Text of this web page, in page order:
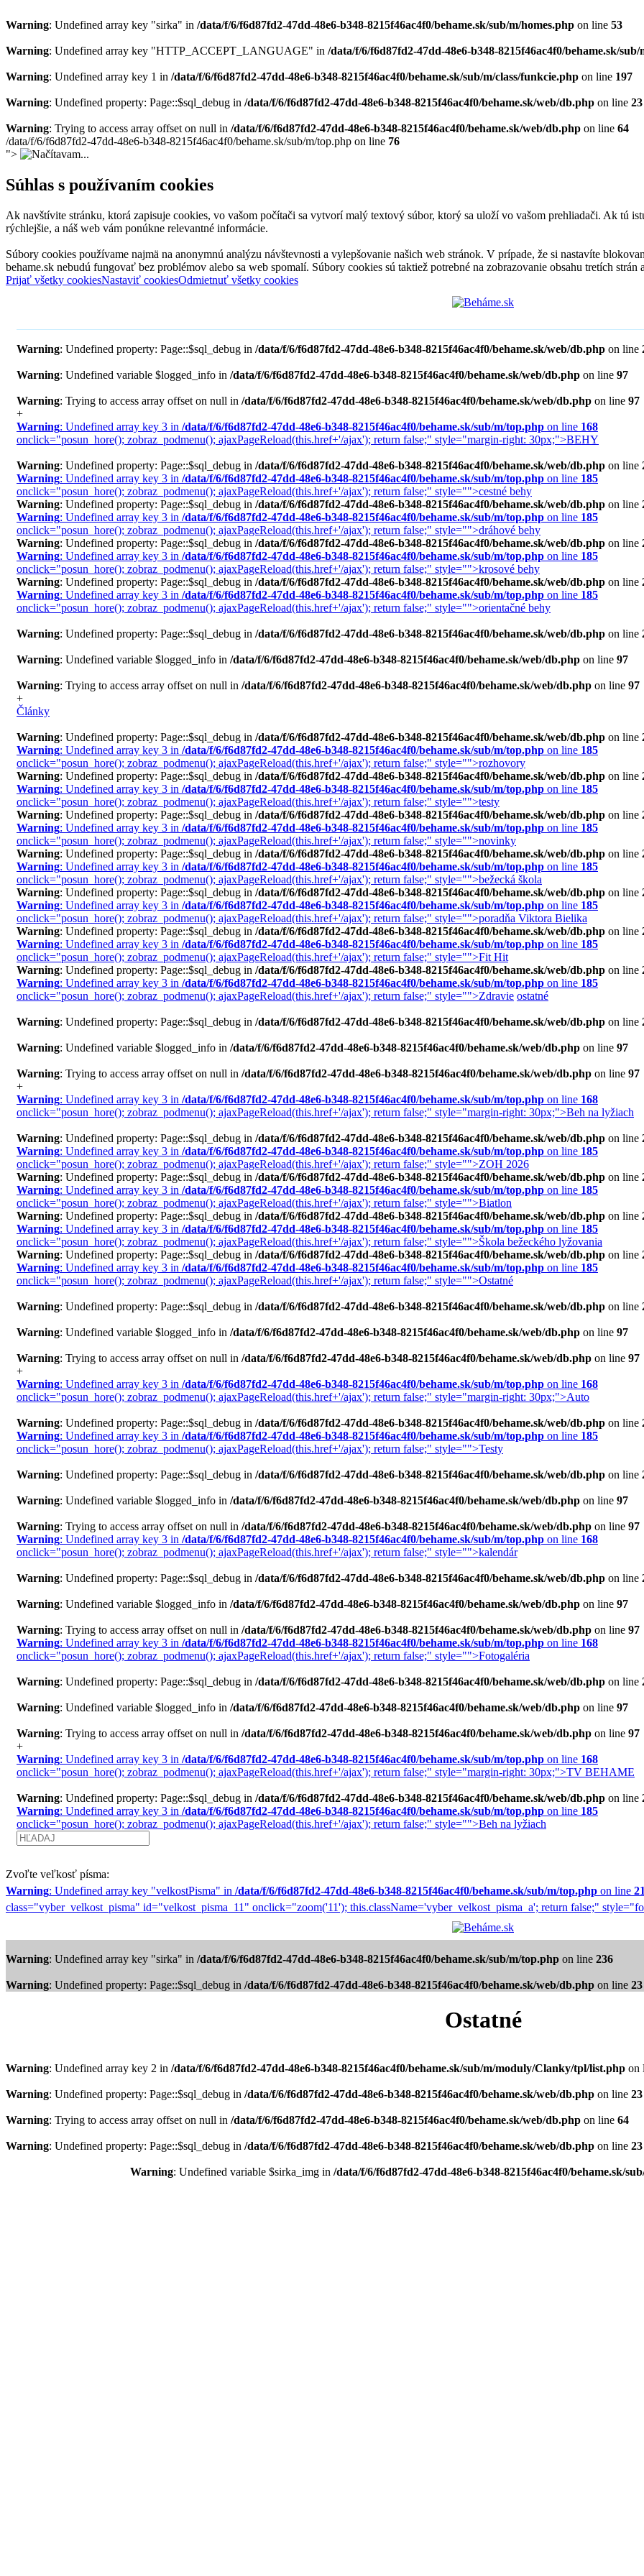
Warning: Undefined array key "sirka" in /data/f/6/f6d87fd2-47dd-48e6-b348-8215f46ac4f0/behame.sk/sub/m/homes.php on line 53
Warning: Undefined array key "HTTP_ACCEPT_LANGUAGE" in /data/f/6/f6d87fd2-47dd-48e6-b348-8215f46ac4f0/behame.sk/
Warning: Undefined array key 1 in /data/f/6/f6d87fd2-47dd-48e6-b348-8215f46ac4f0/behame.sk/sub/m/class/funkcie.php on line 197
Warning: Undefined property: Page::$sql_debug in /data/f/6/f6d87fd2-47dd-48e6-b348-8215f46ac4f0/behame.sk/web/db.php on line 23
Warning: Trying to access array offset on null in /data/f/6/f6d87fd2-47dd-48e6-b348-8215f46ac4f0/behame.sk/web/db.php on line 64
/data/f/6/f6d87fd2-47dd-48e6-b348-8215f46ac4f0/behame.sk/sub/m/top.php on line 76
">
Súhlas s používaním cookies
Ak navštívite stránku, ktorá zapisuje cookies, vo vašom počítači sa vytvorí malý textový súbor, ktorý sa uloží vo vašom prehliadači. Ak tú
rýchlejšie, a náš web vám ponúkne relevantné informácie.
Súbory cookies používame najmä na anonymnú analýzu návštevnosti a vylepšovanie našich web stránok. V prípade, že si nastavíte
behame.sk nebudú fungovať bez problémov alebo sa web spomalí. Súbory cookies sú taktiež potrebné na zobrazovanie obsahu tretích strán
Prijať všetky cookiesNastaviť cookiesOdmietnuť všetky cookies
Warning: Undefined property: Page::$sql_debug in /data/f/6/f6d87fd2-47dd-48e6-b348-8215f46ac4f0/behame.sk/web/db.php on line
Warning: Undefined variable $logged_info in /data/f/6/f6d87fd2-47dd-48e6-b348-8215f46ac4f0/behame.sk/web/db.php on line 97
Warning: Trying to access array offset on null in /data/f/6/f6d87fd2-47dd-48e6-b348-8215f46ac4f0/behame.sk/web/db.php on line 97
+
Warning: Undefined array key 3 in /data/f/6/f6d87fd2-47dd-48e6-b348-8215f46ac4f0/behame.sk/sub/m/top.php on line 168
onclick="posun_hore(); zobraz_podmenu(); ajaxPageReload(this.href+'/ajax'); return false;" style="margin-right: 30px;">BEHY
Warning: Undefined property: Page::$sql_debug in /data/f/6/f6d87fd2-47dd-48e6-b348-8215f46ac4f0/behame.sk/web/db.php on line
Warning: Undefined array key 3 in /data/f/6/f6d87fd2-47dd-48e6-b348-8215f46ac4f0/behame.sk/sub/m/top.php on line 185
onclick="posun_hore(); zobraz_podmenu(); ajaxPageReload(this.href+'/ajax'); return false;" style="">cestné behy
Warning: Undefined property: Page::$sql_debug in /data/f/6/f6d87fd2-47dd-48e6-b348-8215f46ac4f0/behame.sk/web/db.php on line
Warning: Undefined array key 3 in /data/f/6/f6d87fd2-47dd-48e6-b348-8215f46ac4f0/behame.sk/sub/m/top.php on line 185
onclick="posun_hore(); zobraz_podmenu(); ajaxPageReload(this.href+'/ajax'); return false;" style="">dráhové behy
Warning: Undefined property: Page::$sql_debug in /data/f/6/f6d87fd2-47dd-48e6-b348-8215f46ac4f0/behame.sk/web/db.php on line
Warning: Undefined array key 3 in /data/f/6/f6d87fd2-47dd-48e6-b348-8215f46ac4f0/behame.sk/sub/m/top.php on line 185
onclick="posun_hore(); zobraz_podmenu(); ajaxPageReload(this.href+'/ajax'); return false;" style="">krosové behy
Warning: Undefined property: Page::$sql_debug in /data/f/6/f6d87fd2-47dd-48e6-b348-8215f46ac4f0/behame.sk/web/db.php on line
Warning: Undefined array key 3 in /data/f/6/f6d87fd2-47dd-48e6-b348-8215f46ac4f0/behame.sk/sub/m/top.php on line 185
onclick="posun_hore(); zobraz_podmenu(); ajaxPageReload(this.href+'/ajax'); return false;" style="">orientačné behy
Warning: Undefined property: Page::$sql_debug in /data/f/6/f6d87fd2-47dd-48e6-b348-8215f46ac4f0/behame.sk/web/db.php on line
Warning: Undefined variable $logged_info in /data/f/6/f6d87fd2-47dd-48e6-b348-8215f46ac4f0/behame.sk/web/db.php on line 97
Warning: Trying to access array offset on null in /data/f/6/f6d87fd2-47dd-48e6-b348-8215f46ac4f0/behame.sk/web/db.php on line 97
+
Články
Warning: Undefined property: Page::$sql_debug in /data/f/6/f6d87fd2-47dd-48e6-b348-8215f46ac4f0/behame.sk/web/db.php on line
Warning: Undefined array key 3 in /data/f/6/f6d87fd2-47dd-48e6-b348-8215f46ac4f0/behame.sk/sub/m/top.php on line 185
onclick="posun_hore(); zobraz_podmenu(); ajaxPageReload(this.href+'/ajax'); return false;" style="">rozhovory
Warning: Undefined property: Page::$sql_debug in /data/f/6/f6d87fd2-47dd-48e6-b348-8215f46ac4f0/behame.sk/web/db.php on line
Warning: Undefined array key 3 in /data/f/6/f6d87fd2-47dd-48e6-b348-8215f46ac4f0/behame.sk/sub/m/top.php on line 185
onclick="posun_hore(); zobraz_podmenu(); ajaxPageReload(this.href+'/ajax'); return false;" style="">testy
Warning: Undefined property: Page::$sql_debug in /data/f/6/f6d87fd2-47dd-48e6-b348-8215f46ac4f0/behame.sk/web/db.php on line
Warning: Undefined array key 3 in /data/f/6/f6d87fd2-47dd-48e6-b348-8215f46ac4f0/behame.sk/sub/m/top.php on line 185
onclick="posun_hore(); zobraz_podmenu(); ajaxPageReload(this.href+'/ajax'); return false;" style="">novinky
Warning: Undefined property: Page::$sql_debug in /data/f/6/f6d87fd2-47dd-48e6-b348-8215f46ac4f0/behame.sk/web/db.php on line
Warning: Undefined array key 3 in /data/f/6/f6d87fd2-47dd-48e6-b348-8215f46ac4f0/behame.sk/sub/m/top.php on line 185
onclick="posun_hore(); zobraz_podmenu(); ajaxPageReload(this.href+'/ajax'); return false;" style="">bežecká škola
Warning: Undefined property: Page::$sql_debug in /data/f/6/f6d87fd2-47dd-48e6-b348-8215f46ac4f0/behame.sk/web/db.php on line
Warning: Undefined array key 3 in /data/f/6/f6d87fd2-47dd-48e6-b348-8215f46ac4f0/behame.sk/sub/m/top.php on line 185
onclick="posun_hore(); zobraz_podmenu(); ajaxPageReload(this.href+'/ajax'); return false;" style="">poradňa Viktora Bielika
Warning: Undefined property: Page::$sql_debug in /data/f/6/f6d87fd2-47dd-48e6-b348-8215f46ac4f0/behame.sk/web/db.php on line
Warning: Undefined array key 3 in /data/f/6/f6d87fd2-47dd-48e6-b348-8215f46ac4f0/behame.sk/sub/m/top.php on line 185
onclick="posun_hore(); zobraz_podmenu(); ajaxPageReload(this.href+'/ajax'); return false;" style="">Fit Hit
Warning: Undefined property: Page::$sql_debug in /data/f/6/f6d87fd2-47dd-48e6-b348-8215f46ac4f0/behame.sk/web/db.php on line
Warning: Undefined array key 3 in /data/f/6/f6d87fd2-47dd-48e6-b348-8215f46ac4f0/behame.sk/sub/m/top.php on line 185
onclick="posun_hore(); zobraz_podmenu(); ajaxPageReload(this.href+'/ajax'); return false;" style="">Zdravie ostatné
Warning: Undefined property: Page::$sql_debug in /data/f/6/f6d87fd2-47dd-48e6-b348-8215f46ac4f0/behame.sk/web/db.php on line
Warning: Undefined variable $logged_info in /data/f/6/f6d87fd2-47dd-48e6-b348-8215f46ac4f0/behame.sk/web/db.php on line 97
Warning: Trying to access array offset on null in /data/f/6/f6d87fd2-47dd-48e6-b348-8215f46ac4f0/behame.sk/web/db.php on line 97
+
Warning: Undefined array key 3 in /data/f/6/f6d87fd2-47dd-48e6-b348-8215f46ac4f0/behame.sk/sub/m/top.php on line 168
onclick="posun_hore(); zobraz_podmenu(); ajaxPageReload(this.href+'/ajax'); return false;" style="margin-right: 30px;">Beh na lyžiach
Warning: Undefined property: Page::$sql_debug in /data/f/6/f6d87fd2-47dd-48e6-b348-8215f46ac4f0/behame.sk/web/db.php on line
Warning: Undefined array key 3 in /data/f/6/f6d87fd2-47dd-48e6-b348-8215f46ac4f0/behame.sk/sub/m/top.php on line 185
onclick="posun_hore(); zobraz_podmenu(); ajaxPageReload(this.href+'/ajax'); return false;" style="">ZOH 2026
Warning: Undefined property: Page::$sql_debug in /data/f/6/f6d87fd2-47dd-48e6-b348-8215f46ac4f0/behame.sk/web/db.php on line
Warning: Undefined array key 3 in /data/f/6/f6d87fd2-47dd-48e6-b348-8215f46ac4f0/behame.sk/sub/m/top.php on line 185
onclick="posun_hore(); zobraz_podmenu(); ajaxPageReload(this.href+'/ajax'); return false;" style="">Biatlon
Warning: Undefined property: Page::$sql_debug in /data/f/6/f6d87fd2-47dd-48e6-b348-8215f46ac4f0/behame.sk/web/db.php on line
Warning: Undefined array key 3 in /data/f/6/f6d87fd2-47dd-48e6-b348-8215f46ac4f0/behame.sk/sub/m/top.php on line 185
onclick="posun_hore(); zobraz_podmenu(); ajaxPageReload(this.href+'/ajax'); return false;" style="">Škola bežeckého lyžovania
Warning: Undefined property: Page::$sql_debug in /data/f/6/f6d87fd2-47dd-48e6-b348-8215f46ac4f0/behame.sk/web/db.php on line
Warning: Undefined array key 3 in /data/f/6/f6d87fd2-47dd-48e6-b348-8215f46ac4f0/behame.sk/sub/m/top.php on line 185
onclick="posun_hore(); zobraz_podmenu(); ajaxPageReload(this.href+'/ajax'); return false;" style="">Ostatné
Warning: Undefined property: Page::$sql_debug in /data/f/6/f6d87fd2-47dd-48e6-b348-8215f46ac4f0/behame.sk/web/db.php on line
Warning: Undefined variable $logged_info in /data/f/6/f6d87fd2-47dd-48e6-b348-8215f46ac4f0/behame.sk/web/db.php on line 97
Warning: Trying to access array offset on null in /data/f/6/f6d87fd2-47dd-48e6-b348-8215f46ac4f0/behame.sk/web/db.php on line 97
+
Warning: Undefined array key 3 in /data/f/6/f6d87fd2-47dd-48e6-b348-8215f46ac4f0/behame.sk/sub/m/top.php on line 168
onclick="posun_hore(); zobraz_podmenu(); ajaxPageReload(this.href+'/ajax'); return false;" style="margin-right: 30px;">Auto
Warning: Undefined property: Page::$sql_debug in /data/f/6/f6d87fd2-47dd-48e6-b348-8215f46ac4f0/behame.sk/web/db.php on line
Warning: Undefined array key 3 in /data/f/6/f6d87fd2-47dd-48e6-b348-8215f46ac4f0/behame.sk/sub/m/top.php on line 185
onclick="posun_hore(); zobraz_podmenu(); ajaxPageReload(this.href+'/ajax'); return false;" style="">Testy
Warning: Undefined property: Page::$sql_debug in /data/f/6/f6d87fd2-47dd-48e6-b348-8215f46ac4f0/behame.sk/web/db.php on line
Warning: Undefined variable $logged_info in /data/f/6/f6d87fd2-47dd-48e6-b348-8215f46ac4f0/behame.sk/web/db.php on line 97
Warning: Trying to access array offset on null in /data/f/6/f6d87fd2-47dd-48e6-b348-8215f46ac4f0/behame.sk/web/db.php on line 97
Warning: Undefined array key 3 in /data/f/6/f6d87fd2-47dd-48e6-b348-8215f46ac4f0/behame.sk/sub/m/top.php on line 168
onclick="posun_hore(); zobraz_podmenu(); ajaxPageReload(this.href+'/ajax'); return false;" style="">kalendár
Warning: Undefined property: Page::$sql_debug in /data/f/6/f6d87fd2-47dd-48e6-b348-8215f46ac4f0/behame.sk/web/db.php on line
Warning: Undefined variable $logged_info in /data/f/6/f6d87fd2-47dd-48e6-b348-8215f46ac4f0/behame.sk/web/db.php on line 97
Warning: Trying to access array offset on null in /data/f/6/f6d87fd2-47dd-48e6-b348-8215f46ac4f0/behame.sk/web/db.php on line 97
Warning: Undefined array key 3 in /data/f/6/f6d87fd2-47dd-48e6-b348-8215f46ac4f0/behame.sk/sub/m/top.php on line 168
onclick="posun_hore(); zobraz_podmenu(); ajaxPageReload(this.href+'/ajax'); return false;" style="">Fotogaléria
Warning: Undefined property: Page::$sql_debug in /data/f/6/f6d87fd2-47dd-48e6-b348-8215f46ac4f0/behame.sk/web/db.php on line
Warning: Undefined variable $logged_info in /data/f/6/f6d87fd2-47dd-48e6-b348-8215f46ac4f0/behame.sk/web/db.php on line 97
Warning: Trying to access array offset on null in /data/f/6/f6d87fd2-47dd-48e6-b348-8215f46ac4f0/behame.sk/web/db.php on line 97
+
Warning: Undefined array key 3 in /data/f/6/f6d87fd2-47dd-48e6-b348-8215f46ac4f0/behame.sk/sub/m/top.php on line 168
onclick="posun_hore(); zobraz_podmenu(); ajaxPageReload(this.href+'/ajax'); return false;" style="margin-right: 30px;">TV BEHAME
Warning: Undefined property: Page::$sql_debug in /data/f/6/f6d87fd2-47dd-48e6-b348-8215f46ac4f0/behame.sk/web/db.php on line
Warning: Undefined array key 3 in /data/f/6/f6d87fd2-47dd-48e6-b348-8215f46ac4f0/behame.sk/sub/m/top.php on line 185
onclick="posun_hore(); zobraz_podmenu(); ajaxPageReload(this.href+'/ajax'); return false;" style="">Beh na lyžiach
Zvoľte veľkosť písma:
Warning: Undefined array key "velkostPisma" in /data/f/6/f6d87fd2-47dd-48e6-b348-8215f46ac4f0/behame.sk/sub/m/top.php on line
class="vyber_velkost_pisma" id="velkost_pisma_11" onclick="zoom('11'); this.className='vyber_velkost_pisma_a'; return false;"
Warning: Undefined array key "sirka" in /data/f/6/f6d87fd2-47dd-48e6-b348-8215f46ac4f0/behame.sk/sub/m/top.php on line 236
Warning: Undefined property: Page::$sql_debug in /data/f/6/f6d87fd2-47dd-48e6-b348-8215f46ac4f0/behame.sk/web/db.php on line 23
Ostatné
Warning: Undefined array key 2 in /data/f/6/f6d87fd2-47dd-48e6-b348-8215f46ac4f0/behame.sk/sub/m/moduly/Clanky/tpl/list.php on
Warning: Undefined property: Page::$sql_debug in /data/f/6/f6d87fd2-47dd-48e6-b348-8215f46ac4f0/behame.sk/web/db.php on line 23
Warning: Trying to access array offset on null in /data/f/6/f6d87fd2-47dd-48e6-b348-8215f46ac4f0/behame.sk/web/db.php on line 64
Warning: Undefined property: Page::$sql_debug in /data/f/6/f6d87fd2-47dd-48e6-b348-8215f46ac4f0/behame.sk/web/db.php on line 23
Warning: Undefined variable $sirka_img in /data/f/6/f6d87fd2-47dd-48e6-b348-8215f46ac4f0/behame.sk/